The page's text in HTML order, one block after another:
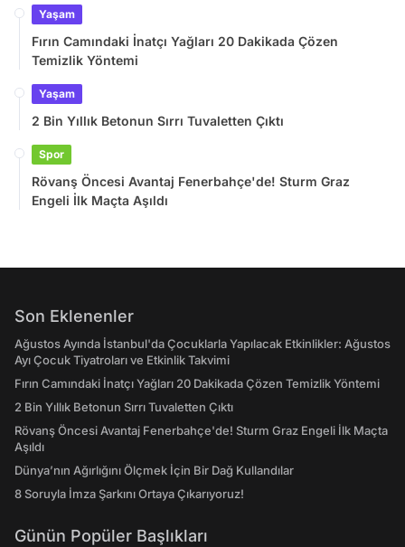
Yaşam
Fırın Camındaki İnatçı Yağları 20 Dakikada Çözen
Temizlik Yöntemi
Yaşam
2 Bin Yıllık Betonun Sırrı Tuvaletten Çıktı
Spor
Rövanş Öncesi Avantaj Fenerbahçe'de! Sturm Graz
Engeli İlk Maçta Aşıldı
Son Eklenenler
Ağustos Ayında İstanbul'da Çocuklarla Yapılacak Etkinlikler: Ağustos
Ayı Çocuk Tiyatroları ve Etkinlik Takvimi
Fırın Camındaki İnatçı Yağları 20 Dakikada Çözen Temizlik Yöntemi
2 Bin Yıllık Betonun Sırrı Tuvaletten Çıktı
Rövanş Öncesi Avantaj Fenerbahçe'de! Sturm Graz Engeli İlk Maçta
Aşıldı
Dünya’nın Ağırlığını Ölçmek İçin Bir Dağ Kullandılar
8 Soruyla İmza Şarkını Ortaya Çıkarıyoruz!
Günün Popüler Başlıkları